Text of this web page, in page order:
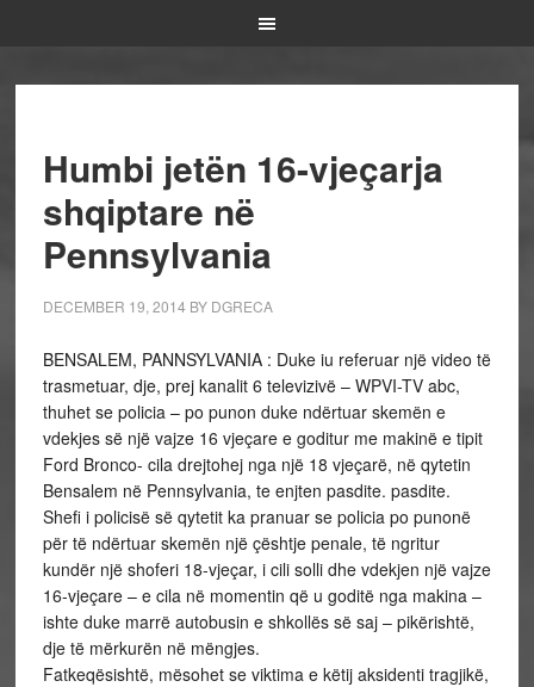
Humbi jetën 16-vjeçarja
shqiptare në
Pennsylvania
DECEMBER 19, 2014 BY DGRECA
BENSALEM, PANNSYLVANIA : Duke iu referuar një video të
trasmetuar, dje, prej kanalit 6 televizivë – WPVI-TV abc,
thuhet se policia – po punon duke ndërtuar skemën e
vdekjes së një vajze 16 vjeçare e goditur me makinë e tipit
Ford Bronco- cila drejtohej nga një 18 vjeçarë, në qytetin
Bensalem në Pennsylvania, te enjten pasdite. pasdite.
Shefi i policisë së qytetit ka pranuar se policia po punonë
për të ndërtuar skemën një çështje penale, të ngritur
kundër një shoferi 18-vjeçar, i cili solli dhe vdekjen një vajze
16-vjeçare – e cila në momentin që u goditë nga makina –
ishte duke marrë autobusin e shkollës së saj – pikërishtë,
dje të mërkurën në mëngjes.
Fatkeqësishtë, mësohet se viktima e këtij aksidenti tragjikë,